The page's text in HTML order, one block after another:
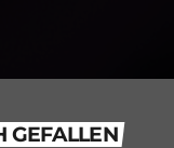
GEFALLEN